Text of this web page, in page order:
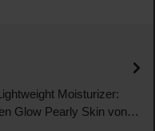
Moisturizer:
Glow Pearly Skin von…